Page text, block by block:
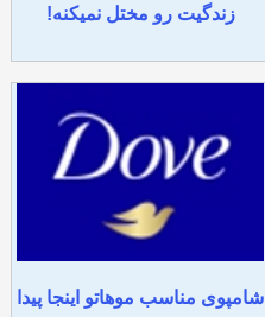
زندگیت رو مختل نمیکنه!
شامپوی مناسب موهاتو اینجا پیدا